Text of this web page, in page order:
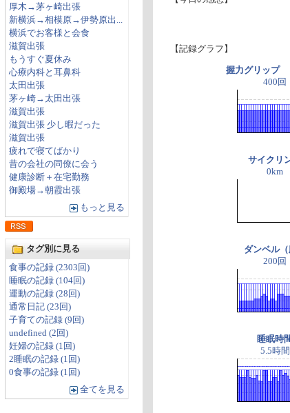
厚木→茅ヶ崎出張
新横浜→相模原→伊勢原出...
横浜でお客様と会食
滋賀出張
もうすぐ夏休み
心療内科と耳鼻科
太田出張
茅ヶ崎→太田出張
滋賀出張
滋賀出張 少し暇だった
滋賀出張
疲れで寝てばかり
昔の会社の同僚に会う
健康診断＋在宅勤務
御殿場→朝霞出張
もっと見る
タグ別に見る
食事の記録 (2303回)
睡眠の記録 (104回)
運動の記録 (28回)
通常日記 (23回)
子育ての記録 (9回)
undefined (2回)
妊婦の記録 (1回)
2睡眠の記録 (1回)
0食事の記録 (1回)
全てを見る
【記録グラフ】
握力グリップ
400回
サイクリ
0km
ダンベル（
200回
睡眠時
5.5時間